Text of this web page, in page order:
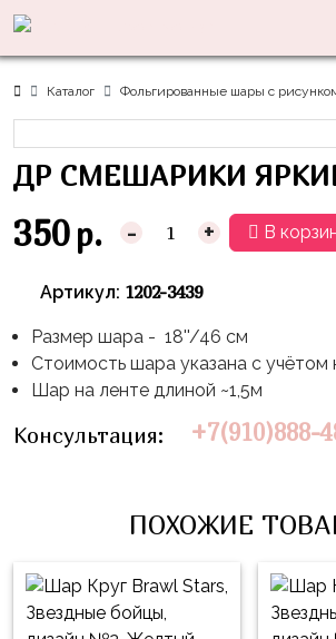
Каталог Фольгированные шары с
ДР СМЕШАРИКИ
350 р. - + В
Артикул: 1202-3439
Размер шара - 18''/46 см
Стоимость шара указана с учётом
Шар на ленте длиной ~1,5м
Консультация: +7(910)888-
ПОХОЖИЕ
консультация?
Акции
Каталог
Латексные
шары
без
рисунка
Латексные
с
рисунком
сердца/
Фольга
81
Праздники
8
марта
23
февраля,
Родился
День
Рождения
LOVE
1
Сентября
Тематики
Оранжевая
Корова
Маша
и
Синий
Трактор
Миньоны
Ми-
ми-
Информация
О нас
Доставка
и оплата
Скидки
Контакты
+7(910)888-
60
г.
Бор,
ул.